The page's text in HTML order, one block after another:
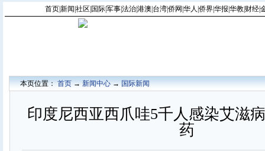
首页|新闻 社区 国际|军事|法治|港澳 台湾|侨网 华人 侨界|华报 华教| 财经|
本页位置：首页→新闻中心→国际新闻
印度尼西亚西爪哇5千人感染艾滋
药